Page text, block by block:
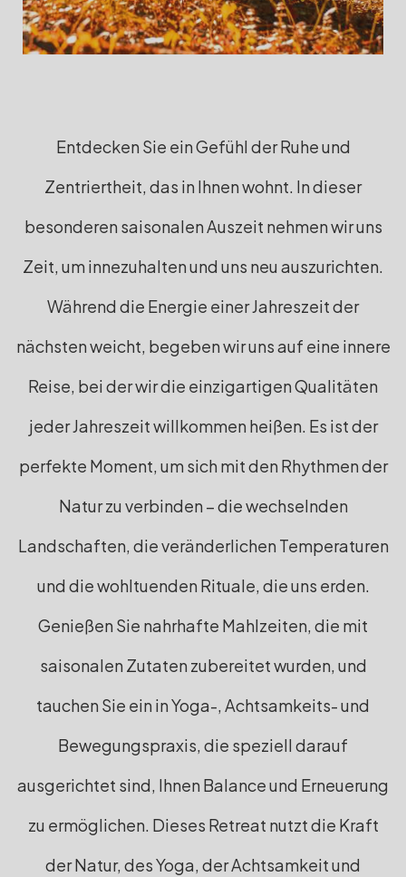
Entdecken Sie ein Gefühl der Ruhe und
Zentriertheit, das in Ihnen wohnt. In dieser
besonderen saisonalen Auszeit nehmen wir uns
Zeit, um innezuhalten und uns neu auszurichten.
Während die Energie einer Jahreszeit der
nächsten weicht, begeben wir uns auf eine innere
Reise, bei der wir die einzigartigen Qualitäten
jeder Jahreszeit willkommen heißen. Es ist der
perfekte Moment, um sich mit den Rhythmen der
Natur zu verbinden – die wechselnden
Landschaften, die veränderlichen Temperaturen
und die wohltuenden Rituale, die uns erden.
Genießen Sie nahrhafte Mahlzeiten, die mit
saisonalen Zutaten zubereitet wurden, und
tauchen Sie ein in Yoga-, Achtsamkeits- und
Bewegungspraxis, die speziell darauf
ausgerichtet sind, Ihnen Balance und Erneuerung
zu ermöglichen. Dieses Retreat nutzt die Kraft
der Natur, des Yoga, der Achtsamkeit und